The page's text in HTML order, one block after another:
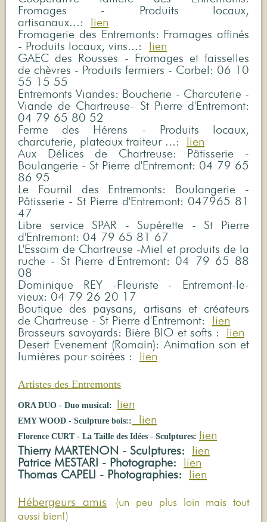
Fromages - Produits locaux,
artisanaux...:
lien
Fromagerie des Entremonts: Fromages affinés
- Produits locaux, vins...:
lien
GAEC des Rousses - Fromages et faisselles
de chèvres - Produits fermiers - Corbel: 06 10
55 15 55
Entremonts Viandes: Boucherie - Charcuterie -
Viande de Chartreuse- St Pierre d'Entremont:
04 79 65 80 52
Ferme des Hérens - Produits locaux,
charcuterie, plateaux traiteur ...:
lien
Aux Délices de Chartreuse: Pâtisserie -
Boulangerie - St Pierre d'Entremont: 04 79 65
86 95
Le Fournil des Entremonts: Boulangerie -
Pâtisserie - St Pierre d'Entremont: 047965 81
47
Libre service SPAR - Supérette - St Pierre
d'Entremont: 04 79 65 81 67
L'Essaim de Chartreuse -Miel et produits de la
ruche - St Pierre d'Entremont: 04 79 65 88
08
Dominique REY -Fleuriste - Entremont-le-
vieux: 04 79 26 20 17
Boutique des paysans, artisans et créateurs
de Chartreuse - St Pierre d'Entremont:
lien
Brasseurs savoyards: Bière BIO et softs :
lien
Desert Evenement (Romain): Animation son et
lumières pour soirées :
lien
Artistes des Entremonts
ORA DUO - Duo musical: lien
EMY WOOD - Sculpture bois:: lien
Florence CURT - La Taille des Idées - Sculptures: lien
Thierry MARTENON - Sculptures:
lien
Patrice MESTARI - Photographe:
lien
Thomas CAPELI - Photographies:
lien
Hébergeurs amis (un peu plus loin mais tout
aussi bien!)